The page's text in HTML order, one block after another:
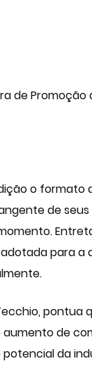
de
o formato
de
para
pontua
de
da